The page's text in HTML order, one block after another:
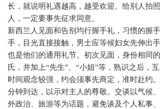
长，就说明礼遇越高，越受欢迎。给别人拍
人，一定要事先征求同意。
新西兰人见面和告别均行握手礼，习惯的握
手，目光直接接触，男士应等候妇女先伸出
也是他们的通用礼节。初次见面，身份相同
氏，并加上“先生”、“小姐”等，熟识之后，互
时间观念较强，约会须事先商定，准时赴约
分钟到达，以示对主人的尊敬。交谈以气候
外政治、旅游等为话题，避免谈及个人私事